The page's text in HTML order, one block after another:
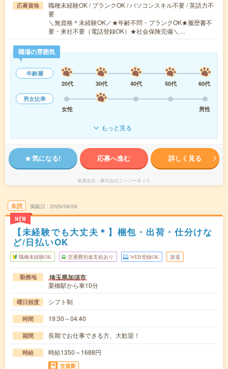
応募資格
職種未経験OK / ブランクOK / パソコンスキル不要 / 英語力不
要
＼無資格＊未経験OK／★年齢不問・ブランクOK★履歴書不
要・来社不要（電話登録OK）★社会保険完備＼…
職場の雰囲気
年齢層
20代
30代 40代 50代
60代
男女比率
女性
男性
もっと見る
気になる! 応募へ進む 詳しく見る
派遣会社 株式会社ニッソーネット
未読
NEW
掲載日 2026/08/06
【未経験でも大丈夫＊】梱包・出荷・仕分けな
ど/日払いOK
職種未経験OK 交通費別途支給あり WEB登録OK 派遣
勤務地 埼玉県加須市
栗橋駅から車10分
曜日頻度 シフト制
時間 19:30～04:40
期間 長期でお仕事できる方、大歓迎！
時給 時給1350～1688円
交通費